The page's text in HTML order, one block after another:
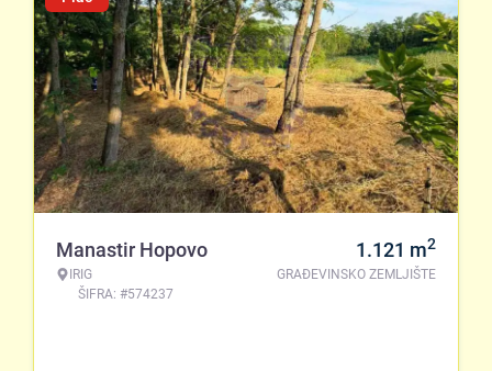
Manastir Hopovo
IRIG
ŠIFRA: #574237
1.121 m2
GRAĐEVINSKO ZEMLJIŠTE